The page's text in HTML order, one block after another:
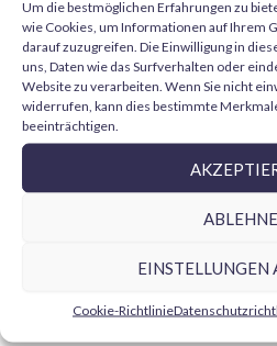
Um die bestmöglichen Erfahrungen zu
wie Cookies, um Informationen auf Ihrem
darauf zuzugreifen. Die Einwilligung in
uns, Daten wie das Surfverhalten oder
Website zu verarbeiten. Wenn Sie nicht
widerrufen, kann dies bestimmte
beeinträchtigen.
EINSTELLUNGEN
Cookie-Richtlinie
gerade Linien auf der
Feilenund
Schneiden
Anwendungstipps
Schneide über dem
messen und zu
Verschleiß und
Keine direkte Hitze